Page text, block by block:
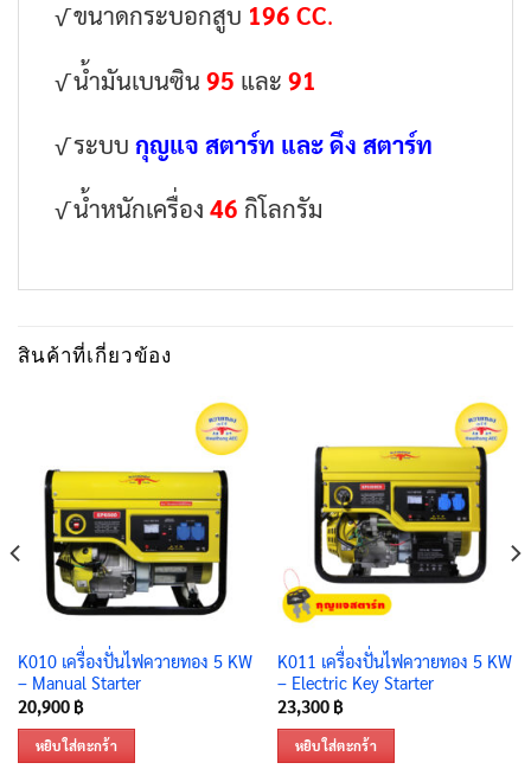
√ ขนาดกระบอกสูบ 196 CC.
√ น้ำมันเบนซิน 95 และ 91
√ ระบบ กุญแจ สตาร์ท และ ดึง สตาร์ท
√ น้ำหนักเครื่อง 46 กิโลกรัม
สินค้าที่เกี่ยวข้อง
K010 เครื่องปั่นไฟควายทอง 5 KW
– Manual Starter
20,900 ฿
หยิบใส่ตะกร้า
K011 เครื่องปั่นไฟควายทอง 5 KW
– Electric Key Starter
23,300 ฿
หยิบใส่ตะกร้า